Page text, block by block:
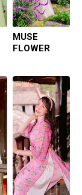
MUSE
FLOWER